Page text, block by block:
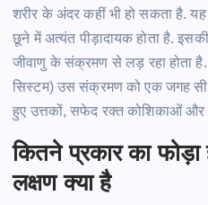
शरीर के अंदर कहीं भी हो सकताहै. यह
छूने में अत्यंत पीड़ादायक होता है.
जीवाणु के संक्रमण सेलड़ रहा होताहै.
सिस्टम) उस संक्रमण को एक जगह
हुए उत्तकों, सफेद रक्त कोशिकाओं और
कितने प्रकार काफोड़ा
लक्षण क्या है